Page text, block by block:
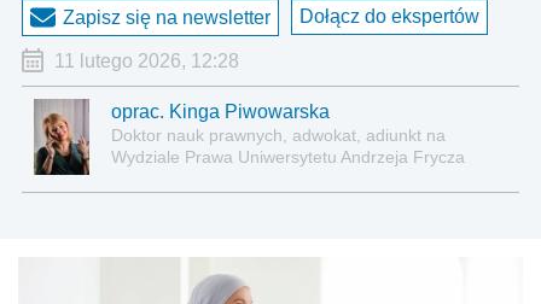
Zapisz się na newsletter Dołącz do ekspertów
11 lutego 2026, 12:28
oprac. Kinga Piwowarska
Doktor nauk prawnych, adwokat, adiunkt na
Wydziale Prawa Uniwersytetu Andrzeja Frycza
pracą i pomocą socjalną.